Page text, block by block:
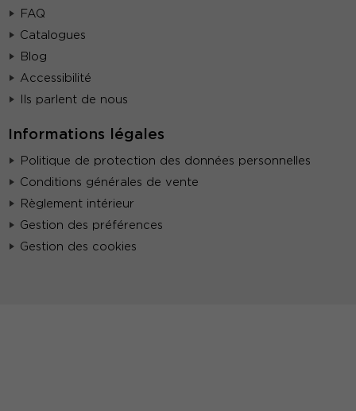
FAQ
Catalogues
Blog
Accessibilité
Ils parlent de nous
Informations légales
Politique de protection des données personnelles
Conditions générales de vente
Règlement intérieur
Gestion des préférences
Gestion des cookies